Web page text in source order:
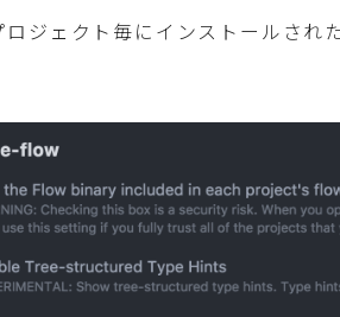
ロジェクト毎にインストールされ